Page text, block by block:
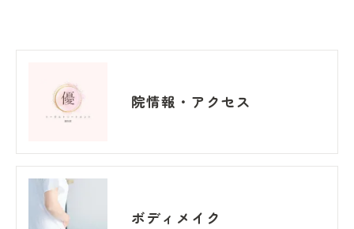
院情報・アクセス
ボディメイク